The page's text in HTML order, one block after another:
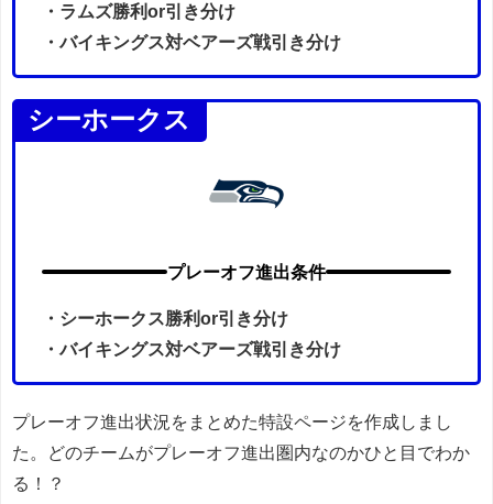
・ラムズ勝利or引き分け
・ バイキングス対ベアーズ戦引き分け
シーホークス
プレーオフ進出条件
・シーホークス勝利or引き分け
・ バイキングス対ベアーズ戦引き分け
プレーオフ進出状況をまとめた特設ページを作成しまし
た。どのチームがプレーオフ進出圏内なのかひと目でわか
る！？